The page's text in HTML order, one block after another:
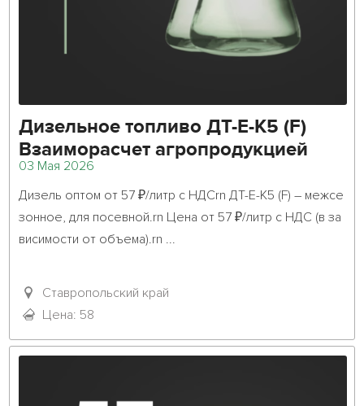
Дизельное топливо ДТ-Е-К5 (F)
Взаиморасчет агропродукцией
03 Мая 2026
Дизель оптом от 57 ₽/литр с НДСrn ДТ-Е-К5 (F) – межсе
зонное, для посевной.rn Цена от 57 ₽/литр с НДС (в за
висимости от объема).rn ...
Ставропольский край
Цена: 58